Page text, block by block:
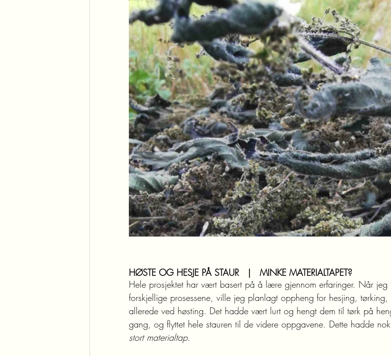
HØSTE OG HESJE PÅ STAUR   |   MINKE MATERIALTAPET?
Hele prosjektet har vært basert på å lære gjennom erfaringer. Når jeg
forskjellige prosessene, ville jeg planlagt oppheng for hesjing,
allerede ved høsting. Det hadde vært lurt og hengt dem til tørk på
gang, og flyttet hele stauren til de videre oppgavene. Dette hadde
stort materialtap.